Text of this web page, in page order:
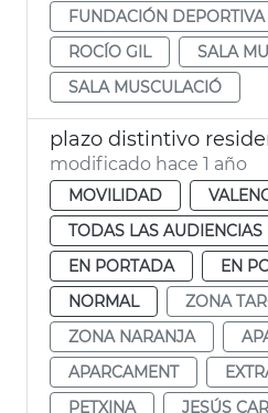
FUNDACIÓN DEPORTIVA
ROCÍO GIL
SALA
SALA MUSCULACIÓ
modificado hace 1 año
MOVILIDAD
TODAS LAS AUDIENCIAS
EN PORTADA
EN
NORMAL
ZONA
ZONA NARANJA
APARCAMENT
PETXINA
JESÚS